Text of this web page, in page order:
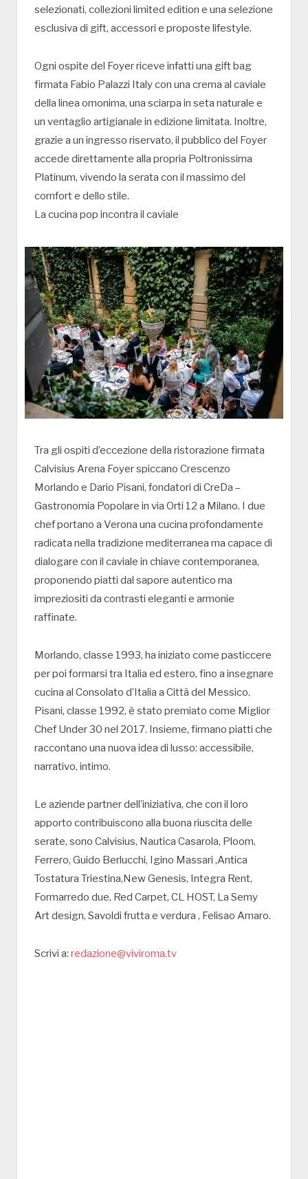
selezionati, collezioni limited edition e una selezione
esclusiva di gift, accessori e proposte lifestyle.
Ogni ospite del Foyer riceve infatti una gift bag
firmata Fabio Palazzi Italy con una crema al caviale
della linea omonima, una sciarpa in seta naturale e
un ventaglio artigianale in edizione limitata. Inoltre,
grazie a un ingresso riservato, il pubblico del Foyer
accede direttamente alla propria Poltronissima
Platinum, vivendo la serata con il massimo del
comfort e dello stile.
La cucina pop incontra il caviale
Tra gli ospiti d’eccezione della ristorazione firmata
Calvisius Arena Foyer spiccano Crescenzo
Morlando e Dario Pisani, fondatori di CreDa –
Gastronomia Popolare in via Orti 12 a Milano. I due
chef portano a Verona una cucina profondamente
radicata nella tradizione mediterranea ma capace di
dialogare con il caviale in chiave contemporanea,
proponendo piatti dal sapore autentico ma
impreziositi da contrasti eleganti e armonie
raffinate.
Morlando, classe 1993, ha iniziato come pasticcere
per poi formarsi tra Italia ed estero, fino a insegnare
cucina al Consolato d’Italia a Città del Messico.
Pisani, classe 1992, è stato premiato come Miglior
Chef Under 30 nel 2017. Insieme, firmano piatti che
raccontano una nuova idea di lusso: accessibile,
narrativo, intimo.
Le aziende partner dell’iniziativa, che con il loro
apporto contribuiscono alla buona riuscita delle
serate, sono Calvisius, Nautica Casarola, Ploom,
Ferrero, Guido Berlucchi, Igino Massari ,Antica
Tostatura Triestina,New Genesis, Integra Rent,
Formarredo due, Red Carpet, CL HOST, La Semy
Art design, Savoldi frutta e verdura , Felisao Amaro.
Scrivi a: redazione@viviroma.tv